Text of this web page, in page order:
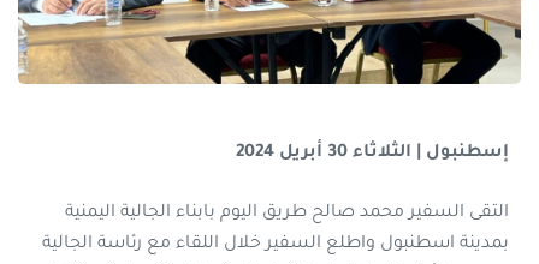
إسطنبول | الثلاثاء 30 أبريل 2024
التقى السفير محمد صالح طريق اليوم بابناء الجالية اليمنية
بمدينة اسطنبول واطلع السفير خلال اللقاء مع رئاسة الجالية